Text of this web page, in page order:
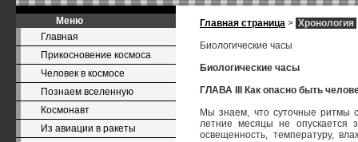
Меню
Главная
Прикосновение космоса
Человек в космосе
Познаем вселенную
Космонавт
Из авиации в ракеты
Главная страница > Хронология
Биологические часы
Биологические часы
ГЛАВА III Как опасно быть
Мы знаем, что суточные ритмы
летние месяцы не опускается
освещенность, температуру,